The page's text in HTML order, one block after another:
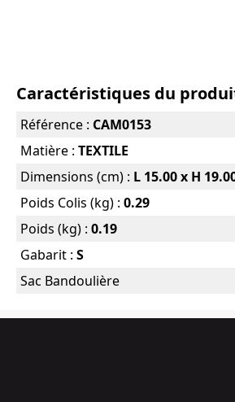
Caractéristiques du
Référence : CAM0153
Matière : TEXTILE
Dimensions (cm) : L 15.00 x H
Poids Colis (kg) : 0.29
Poids (kg) : 0.19
Gabarit : S
Sac Bandoulière